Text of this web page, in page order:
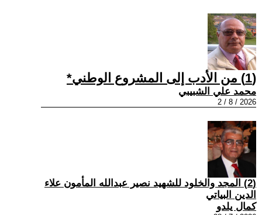
(1) من الأدب إلى المشروع الوطني*
محمد علي الشبيبي
2026 / 8 / 2
(2) المجد والخلود للشهيد نصير عبدالله المأمون علاء
الدين البياتي
كمال يلدو